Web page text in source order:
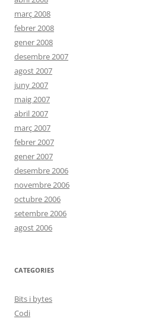
març 2008
febrer 2008
gener 2008
desembre 2007
agost 2007
juny 2007
maig 2007
abril 2007
març 2007
febrer 2007
gener 2007
desembre 2006
novembre 2006
octubre 2006
setembre 2006
agost 2006
CATEGORIES
Bits i bytes
Codi